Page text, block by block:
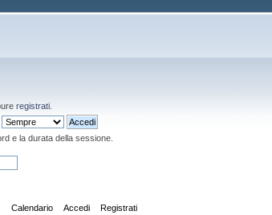
registrati
e la durata della sessione.
Calendario Accedi Registrati